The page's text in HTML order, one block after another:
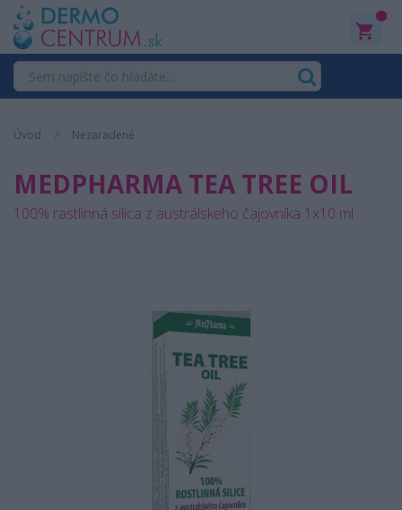
Úvod Nezaradené
MEDPHARMA TEA TREE OIL
100% rastlinná silica z austrálskeho čajovníka 1x10 ml